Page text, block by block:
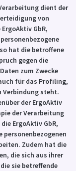
dient der
von
GbR,
hat die betroffene
gegen die
zum Zwecke
für das Profiling,
Verbindung steht.
der ErgoAktiv
der Verarbeitung
ErgoAktiv GbR,
personenbezogenen
Zudem hat die
die sich aus ihrer
sie betreffende